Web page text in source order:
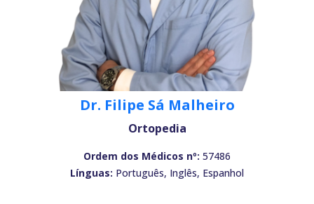
Dr. Filipe Sá Malheiro
Ortopedia
Ordem dos Médicos nº: 57486
Línguas: Português, Inglês, Espanhol